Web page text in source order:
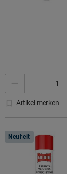
Artikel merken
Neuheit